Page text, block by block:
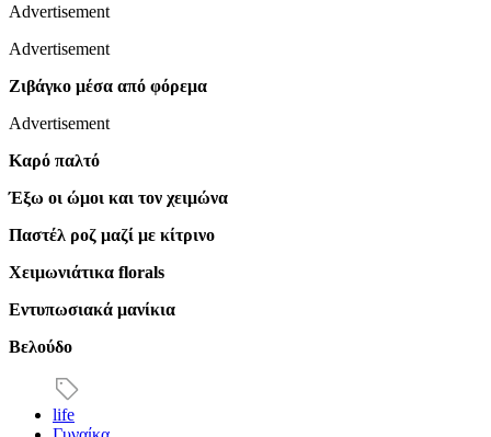
Advertisement
Advertisement
Ζιβάγκο μέσα από φόρεμα
Advertisement
Καρό παλτό
Έξω οι ώμοι και τον χειμώνα
Παστέλ ροζ μαζί με κίτρινο
Χειμωνιάτικα florals
Εντυπωσιακά μανίκια
Βελούδο
life